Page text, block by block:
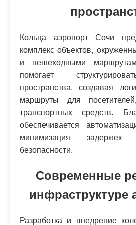
Кольца аэропорт Сочи
комплекс объектов,
и пешеходными
помогает
пространства, создавая
маршруты для
транспортных средств.
обеспечивается
минимизация
безопасности.
Современные
инфраструктуре
Разработка и внедрение